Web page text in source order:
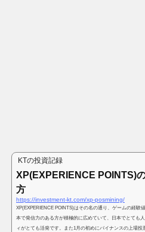
KTの投資記録
XP(EXPERIENCE POINTS)
方
https://investment-kt.com/xp-posmining/
XP(EXPERIENCE POINTS)はその名の通り、ゲームの経験
本で発信力のある方が積極的に広めていて、日本でとても
ィがとても活発です。また1月の初めにバイナンスの上場投